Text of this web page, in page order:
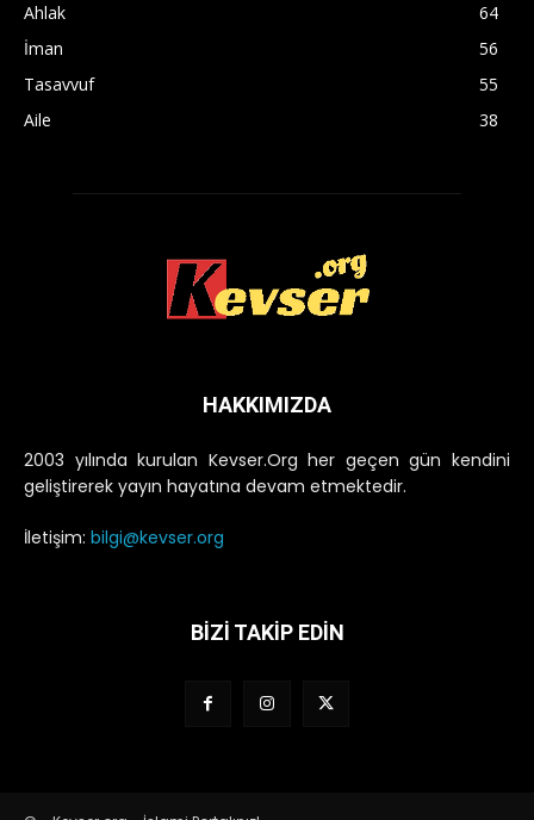
Ahlak
64
İman
56
Tasavvuf
55
Aile
38
HAKKIMIZDA
2003 yılında kurulan Kevser.Org her geçen gün kendini
geliştirerek yayın hayatına devam etmektedir.
İletişim: bilgi@kevser.org
BİZİ TAKİP EDİN